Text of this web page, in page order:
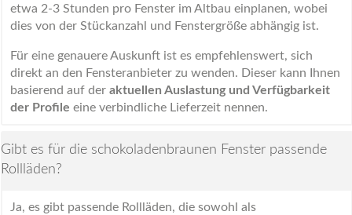
etwa 2-3 Stunden pro Fenster im Altbau einplanen, wobei
dies von der Stückanzahl und Fenstergröße abhängig ist.
Für eine genauere Auskunft ist es empfehlenswert, sich
direkt an den Fensteranbieter zu wenden. Dieser kann Ihnen
basierend auf der aktuellen Auslastung und Verfügbarkeit
der Profile eine verbindliche Lieferzeit nennen.
Gibt es für die schokoladenbraunen Fenster passende
Rollläden?
Ja, es gibt passende Rollläden, die sowohl als